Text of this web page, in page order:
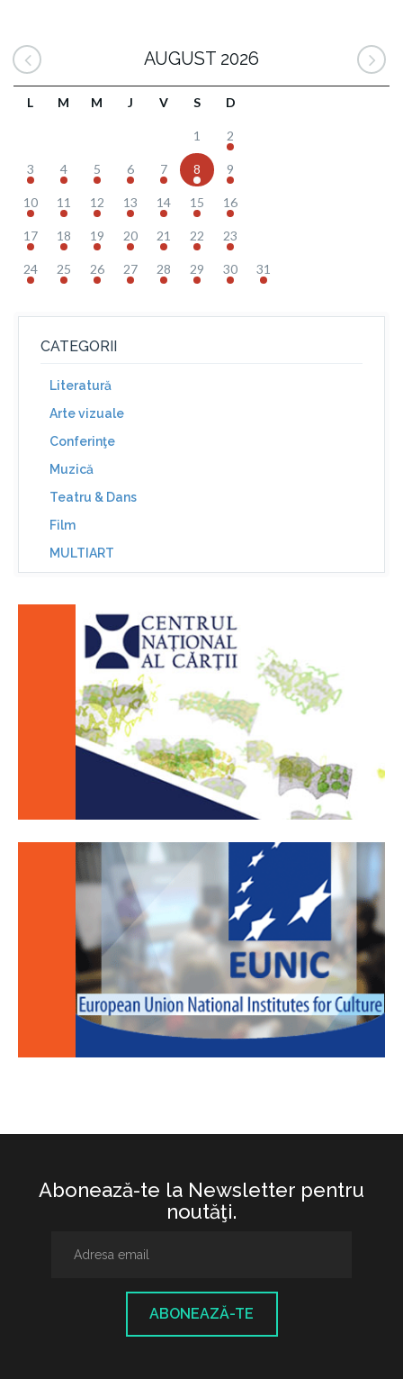
AUGUST 2026
L M M J V S D
1 2
3 4 5 6 7 8 9
10 11 12 13 14 15 16
17 18 19 20 21 22 23
24 25 26 27 28 29 30 31
CATEGORII
Literatură
Arte vizuale
Conferinţe
Muzică
Teatru & Dans
Film
MULTIART
Abonează-te la Newsletter pentru
noutăţi.
ABONEAZĂ-TE